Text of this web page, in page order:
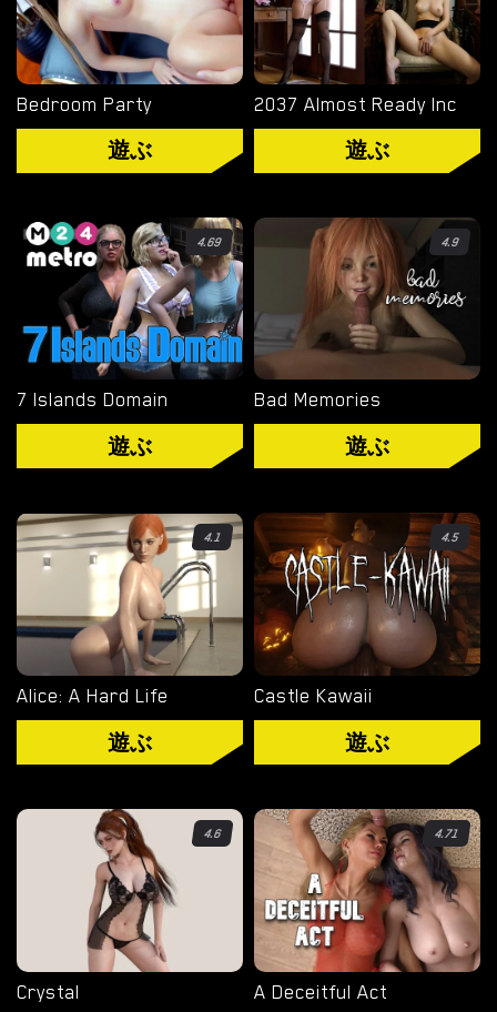
ウ
ン
ロ
ー
ド
ANDROID ポルノ ゲーム
WINDOWS ポルノ ゲーム
MACOS ポルノ ゲーム
LINUX ポルノ ゲーム
デバイス
PC ポルノ ゲーム
モバイル ポルノ ゲーム
ダウンロード用追加
ポルノゲーム APK
ゲームエンジン
RUFFLE
HTML
Bedroom Party
遊ぶ
2037 Almost Ready Inc
遊ぶ
4.69
7 Islands Domain
遊ぶ
4.9
Bad Memories
遊ぶ
4.1
Alice: A Hard Life
遊ぶ
4.5
Castle Kawaii
遊ぶ
4.6
Crystal
4.71
A Deceitful Act